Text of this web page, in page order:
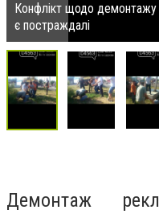
Конфлікт щодо демонтажу
є постраждалі
Демонтаж